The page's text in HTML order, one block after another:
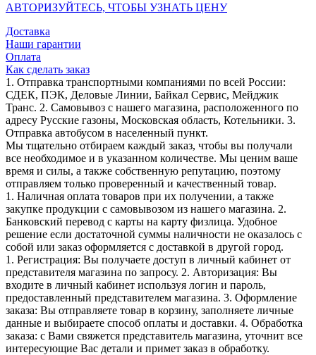
АВТОРИЗУЙТЕСЬ, ЧТОБЫ УЗНАТЬ ЦЕНУ
Доставка
Наши гарантии
Оплата
Как сделать заказ
1. Отправка транспортными компаниями по всей России:
СДЕК, ПЭК, Деловые Линии, Байкал Сервис, Мейджик
Транс. 2. Самовывоз с нашего магазина, расположенного по
адресу Русские газоны, Московская область, Котельники. 3.
Отправка автобусом в населенный пункт.
Мы тщательно отбираем каждый заказ, чтобы вы получали
все необходимое и в указанном количестве. Мы ценим ваше
время и силы, а также собственную репутацию, поэтому
отправляем только проверенный и качественный товар.
1. Наличная оплата товаров при их получении, а также
закупке продукции с самовывозом из нашего магазина. 2.
Банковский перевод с карты на карту физлица. Удобное
решение если достаточной суммы наличности не оказалось с
собой или заказ оформляется с доставкой в другой город.
1. Регистрация: Вы получаете доступ в личный кабинет от
представителя магазина по запросу. 2. Авторизация: Вы
входите в личный кабинет используя логин и пароль,
предоставленный представителем магазина. 3. Оформление
заказа: Вы отправляете товар в корзину, заполняете личные
данные и выбираете способ оплаты и доставки. 4. Обработка
заказа: с Вами свяжется представитель магазина, уточнит все
интересующие Вас детали и примет заказ в обработку.